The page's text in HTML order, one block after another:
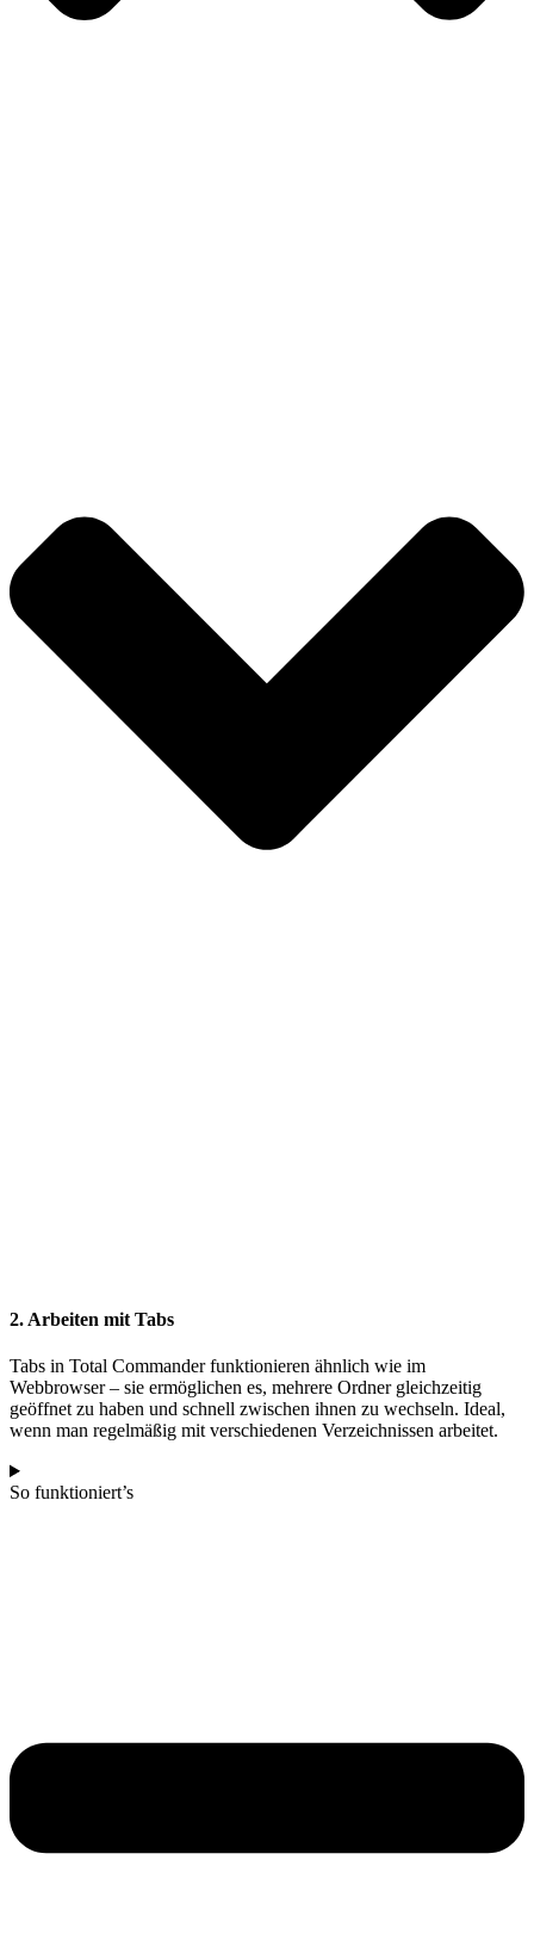
2. Arbeiten mit Tabs
Tabs in Total Commander funktionieren ähnlich wie im
Webbrowser – sie ermöglichen es, mehrere Ordner gleichzeitig
geöffnet zu haben und schnell zwischen ihnen zu wechseln. Ideal,
wenn man regelmäßig mit verschiedenen Verzeichnissen arbeitet.
So funktioniert’s